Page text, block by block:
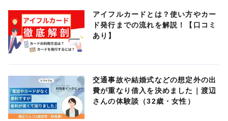
アイフルカードとは？使い方やカー
ド発行までの流れを解説！【口コミ
あり】
交通事故や結婚式などの想定外の出
費が重なり借入を決めました｜渡辺
さんの体験談（32歳・女性）